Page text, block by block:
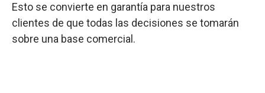
Esto se convierte en garantía para nuestros
clientes de que todas las decisiones se tomarán
sobre una base comercial.